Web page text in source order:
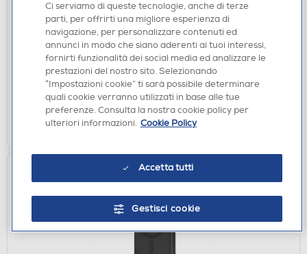
SBS - D3O Full cover glass per iPhone 17 Pro Max-
Trasparente
€ 29,90
Acquisto online:disponibile
Ritiro in negozio in 30' gratuito:verifica
AGGIUNGI
Ci serviamo di queste tecnologie, anche di terze
parti, per offrirti una migliore esperienza di
navigazione, per personalizzare contenuti ed
annunci in modo che siano aderenti ai tuoi interessi,
fornirti funzionalità dei social media ed analizzare le
prestazioni del nostro sito. Selezionando
“Impostazioni cookie” ti sarà possibile determinare
quali cookie verranno utilizzati in base alle tue
preferenze. Consulta la nostra cookie policy per
ulteriori informazioni. Cookie Policy
Accetta tutti
Gestisci cookie